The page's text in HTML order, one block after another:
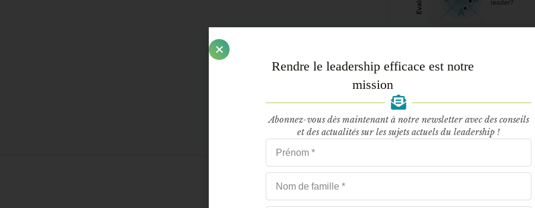
Rendre le leadership efficace est notre
mission
Abonnez-vous dès maintenant à notre newsletter avec des conseils
et des actualités sur les sujets actuels du leadership !